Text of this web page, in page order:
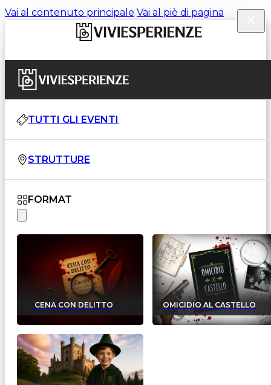
Vai al contenuto principale Vai al piè di pagina
TUTTI GLI EVENTI
STRUTTURE
FORMAT
CENA CON DELITTO OMICIDIO AL CASTELLO